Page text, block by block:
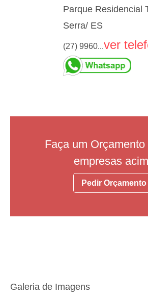
Parque Residencial
Serra/ ES
(27) 9960...ver
Faça um
empresas
Pedir Orçamento
Galeria de Imagens